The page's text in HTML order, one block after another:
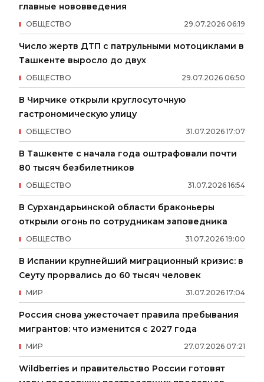
главные нововведения
29.07.2026 06:19
ОБЩЕСТВО
Число жертв ДТП с патрульными мотоциклами в
Ташкенте выросло до двух
29.07.2026 06:50
ОБЩЕСТВО
В Чирчике открыли круглосуточную
гастрономическую улицу
31.07.2026 17:07
ОБЩЕСТВО
В Ташкенте с начала года оштрафовали почти
80 тысяч безбилетников
31.07.2026 16:54
ОБЩЕСТВО
В Сурхандарьинской области браконьеры
открыли огонь по сотрудникам заповедника
31.07.2026 19:00
ОБЩЕСТВО
В Испании крупнейший миграционный кризис: в
Сеуту прорвались до 60 тысяч человек
31.07.2026 17:04
МИР
Россия снова ужесточает правила пребывания
мигрантов: что изменится с 2027 года
27.07.2026 07:21
МИР
Wildberries и правительство России готовят